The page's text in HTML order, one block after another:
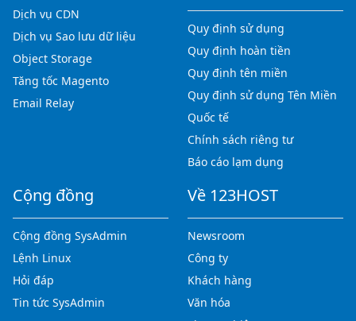
Dịch vụ CDN
Dịch vụ Sao lưu dữ liệu
Object Storage
Tăng tốc Magento
Email Relay
Quy định sử dụng
Quy định hoàn tiền
Quy định tên miền
Quy định sử dụng Tên Miền
Quốc tế
Chính sách riêng tư
Báo cáo lạm dụng
Cộng đồng
Cộng đồng SysAdmin
Lệnh Linux
Hỏi đáp
Tin tức SysAdmin
Về 123HOST
Newsroom
Công ty
Khách hàng
Văn hóa